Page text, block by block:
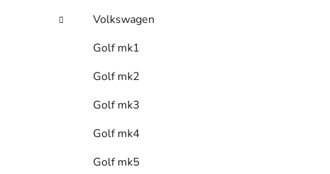
Volkswagen
Golf mk1
Golf mk2
Golf mk3
Golf mk4
Golf mk5